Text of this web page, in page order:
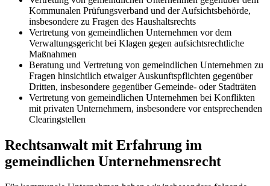
Kommunalen Prüfungsverband und der Aufsichtsbehörde,
insbesondere zu Fragen des Haushaltsrechts
Vertretung von gemeindlichen Unternehmen vor dem
Verwaltungsgericht bei Klagen gegen aufsichtsrechtliche
Maßnahmen
Beratung und Vertretung von gemeindlichen Unternehmen zu
Fragen hinsichtlich etwaiger Auskunftspflichten gegenüber
Dritten, insbesondere gegenüber Gemeinde- oder Stadträten
Vertretung von gemeindlichen Unternehmen bei Konflikten
mit privaten Unternehmern, insbesondere vor entsprechenden
Clearingstellen
Rechtsanwalt mit Erfahrung im
gemeindlichen Unternehmensrecht